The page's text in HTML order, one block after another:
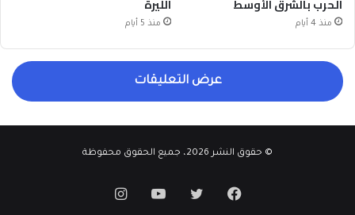
الحرب بالشرق الأوسط
منذ 4 أيام
الليرة
منذ 5 أيام
عرض التعليقات
© حقوق النشر 2026، جميع الحقوق محفوظة
فيسبوكتويتر يوتيوبانستقرام